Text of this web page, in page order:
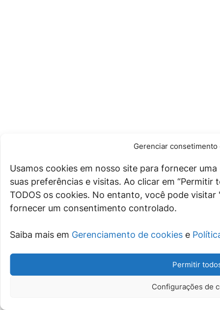
Gerenciar consetimento
Usamos cookies em nosso site para fornecer
suas preferências e visitas. Ao clicar em “Permitir
TODOS os cookies. No entanto, você pode
fornecer um consentimento controlado.
Saiba mais em Gerenciamento de cookies e
Permitir
Configurações de